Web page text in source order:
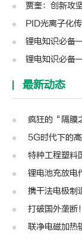
贾奎：创新攻坚，
PID光离子化
锂电知识必备
锂电知识必备
最新动态
疯狂的“隔膜
5G时代下的高性
特种工程塑料
锂电池充放电
携干法电极制造
打破国外垄断
联净电磁加热辊